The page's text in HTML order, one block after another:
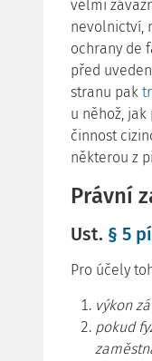
velmi
nevolnictví,
ochrany de
před
stranu pak
u něhož,
činnost
některou z
Právní
Ust. § 5
Pro účely
výkon
pokud